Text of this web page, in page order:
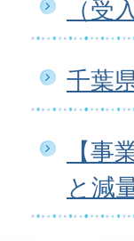
（受
千葉
【
と減